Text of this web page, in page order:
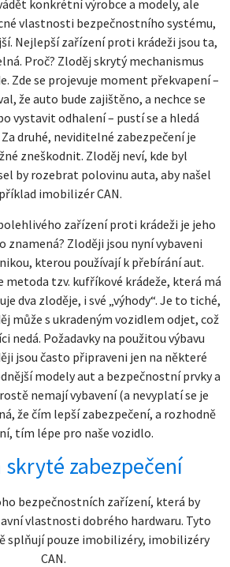
konkrétní výrobce a modely, ale
vlastnosti bezpečnostního systému,
Nejlepší zařízení proti krádeži jsou ta,
Proč? Zloděj skrytý mechanismus
Zde se projevuje moment překvapení –
že auto bude zajištěno, a nechce se
vystavit odhalení – pustí se a hledá
druhé, neviditelné zabezpečení je
zneškodnit. Zloděj neví, kde byl
by rozebrat polovinu auta, aby našel
imobilizér CAN.
zařízení proti krádeži je jeho
znamená? Zloději jsou nyní vybaveni
kterou používají k přebírání aut.
metoda tzv. kufříkové krádeže, která má
dva zloděje, i své „výhody“. Je to tiché,
může s ukradeným vozidlem odjet, což
nedá. Požadavky na použitou výbavu
jsou často připraveni jen na některé
modely aut a bezpečnostní prvky a
nemají vybavení (a nevyplatí se je
že čím lepší zabezpečení, a rozhodně
tím lépe pro naše vozidlo.
skryté zabezpečení
bezpečnostních zařízení, která by
vlastnosti dobrého hardwaru. Tyto
splňují pouze imobilizéry, imobilizéry
CAN.